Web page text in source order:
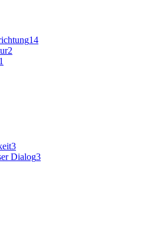
14
2
1
3
Dialog3